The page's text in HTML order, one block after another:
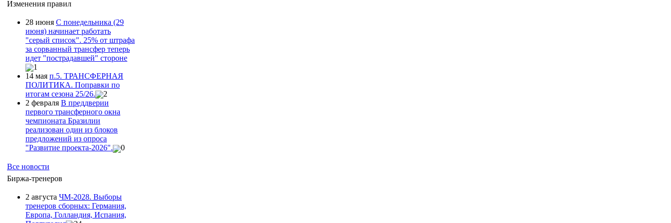
Изменения правил
28 июня С понедельника (29
июня) начинает работать
"серый список". 25% от штрафа
за сорванный трансфер теперь
идет "пострадавшей" стороне
1
14 мая п.5. ТРАНСФЕРНАЯ
ПОЛИТИКА. Поправки по
итогам сезона 25/26.
2
2 февраля В преддверии
первого трансферного окна
чемпионата Бразилии
реализован один из блоков
предложений из опроса
"Развитие проекта-2026".
0
Все новости
Биржа-тренеров
2 августа ЧМ-2028. Выборы
тренеров сборных: Германия,
Европа, Голландия, Испания,